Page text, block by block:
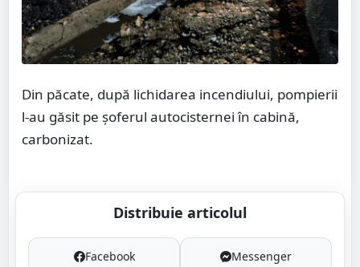
Din păcate, după lichidarea incendiului, pompierii
l-au găsit pe șoferul autocisternei în cabină,
carbonizat.
Distribuie articolul
Facebook Messenger